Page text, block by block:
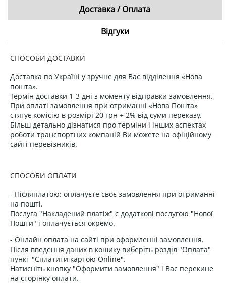
Доставка / Оплата
Відгуки
СПОСОБИ ДОСТАВКИ
Доставка по Україні у зручне для Вас відділення «Нова
пошта».
Термін доставки 1-3 дні з моменту відправки замовлення.
При оплаті замовлення при отриманні «Нова Пошта»
стягує комісію в розмірі 20 грн + 2% від суми переказу.
Більш детально дізнатися про терміни і інших аспектах
роботи транспортних компаній Ви можете на офіційному
сайті перевізників.
СПОСОБИ ОПЛАТИ
- Післяплатою: оплачуєте своє замовлення при отриманні
на пошті.
Послуга "Накладений платіж" є додаткові послугою "Нової
Пошти" і оплачується окремо.
- Онлайн оплата на сайті при оформленні замовлення.
Після введення даних в кошику виберіть розділ "Оплата"
пункт "Сплатити картою Online".
Натисніть кнопку "Оформити замовлення" і Вас перекине
на сторінку оплати.